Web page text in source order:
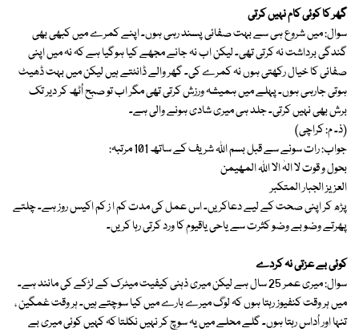
گھر کا کوئی کام نہیں کرتی
سوال: میں شروع ہی سے بہت صفائی پسند رہی ہوں۔ اپنے کمرے میں کبھی بھی
گندگی برداشت نہ کرتی تھی۔ لیکن اب نہ جانے مجھے کیا ہوگیا ہے کہ نہ میں اپنی
صفائی کا خیال رکھتی ہوں نہ کمرے کی۔ گھر والے ڈانٹتے ہیں لیکن میں بہت ڈھیٹ
ہوتی جارہی ہوں۔ پہلے میں ہمیشہ ورزش کرتی تھی مگر اب تو صبح اُٹھ کر دیر تک
برش بھی نہیں کرتی۔ جلد ہی میری شادی ہونے والی ہے۔
(ذ۔ م: کراچی)
جواب: رات سونے سے قبل بسم اﷲ شریف کے ساتھ 101 مرتبہ:
بحول و قوت لا الہٰ الا اﷲ المھیمن
العزیز الجبار المتکبر
پڑھ کر اپنی صحت کے لیے دعاکریں۔ اس عمل کی مدت کم ا ز کم اکیس روز ہے۔ چلتے
پھرتے وضو بے وضو کثرت سے یاحی یاقیوم کا ورد کرتی رہا کریں۔
کوئی بے عزتی نہ کردے
سوال: میری عمر 25 سال ہے لیکن میری ذہنی کیفیت میٹرک کے لڑکے کی مانند ہے۔
میں ہر وقت کنفیوز رہتا ہوں کہ لوگ میرے بارے میں کیا سوچتے ہیں۔ ہر وقت غمگین ،
تنہا اور اُداس رہتا ہوں۔ گلے محلے میں یہ سوچ کر نہیں نکلتا کہ کہیں کوئی میری بے